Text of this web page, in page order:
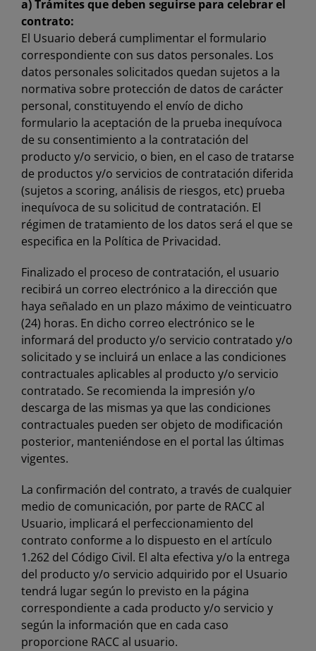
a) Trámites que deben seguirse para celebrar el
contrato:
El Usuario deberá cumplimentar el formulario
correspondiente con sus datos personales. Los
datos personales solicitados quedan sujetos a la
normativa sobre protección de datos de carácter
personal, constituyendo el envío de dicho
formulario la aceptación de la prueba inequívoca
de su consentimiento a la contratación del
producto y/o servicio, o bien, en el caso de tratarse
de productos y/o servicios de contratación diferida
(sujetos a scoring, análisis de riesgos, etc) prueba
inequívoca de su solicitud de contratación. El
régimen de tratamiento de los datos será el que se
especifica en la Política de Privacidad.
Finalizado el proceso de contratación, el usuario
recibirá un correo electrónico a la dirección que
haya señalado en un plazo máximo de veinticuatro
(24) horas. En dicho correo electrónico se le
informará del producto y/o servicio contratado y/o
solicitado y se incluirá un enlace a las condiciones
contractuales aplicables al producto y/o servicio
contratado. Se recomienda la impresión y/o
descarga de las mismas ya que las condiciones
contractuales pueden ser objeto de modificación
posterior, manteniéndose en el portal las últimas
vigentes.
La confirmación del contrato, a través de cualquier
medio de comunicación, por parte de RACC al
Usuario, implicará el perfeccionamiento del
contrato conforme a lo dispuesto en el artículo
1.262 del Código Civil. El alta efectiva y/o la entrega
del producto y/o servicio adquirido por el Usuario
tendrá lugar según lo previsto en la página
correspondiente a cada producto y/o servicio y
según la información que en cada caso
proporcione RACC al usuario.